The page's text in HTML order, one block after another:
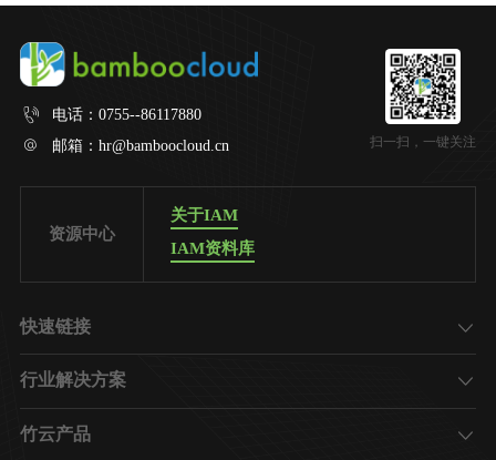
电话： 0755--86117880
邮箱： hr@bamboocloud.cn 扫一扫，一键关注
资源中心
关于IAM
IAM资料库
快速链接
行业解决方案
竹云产品